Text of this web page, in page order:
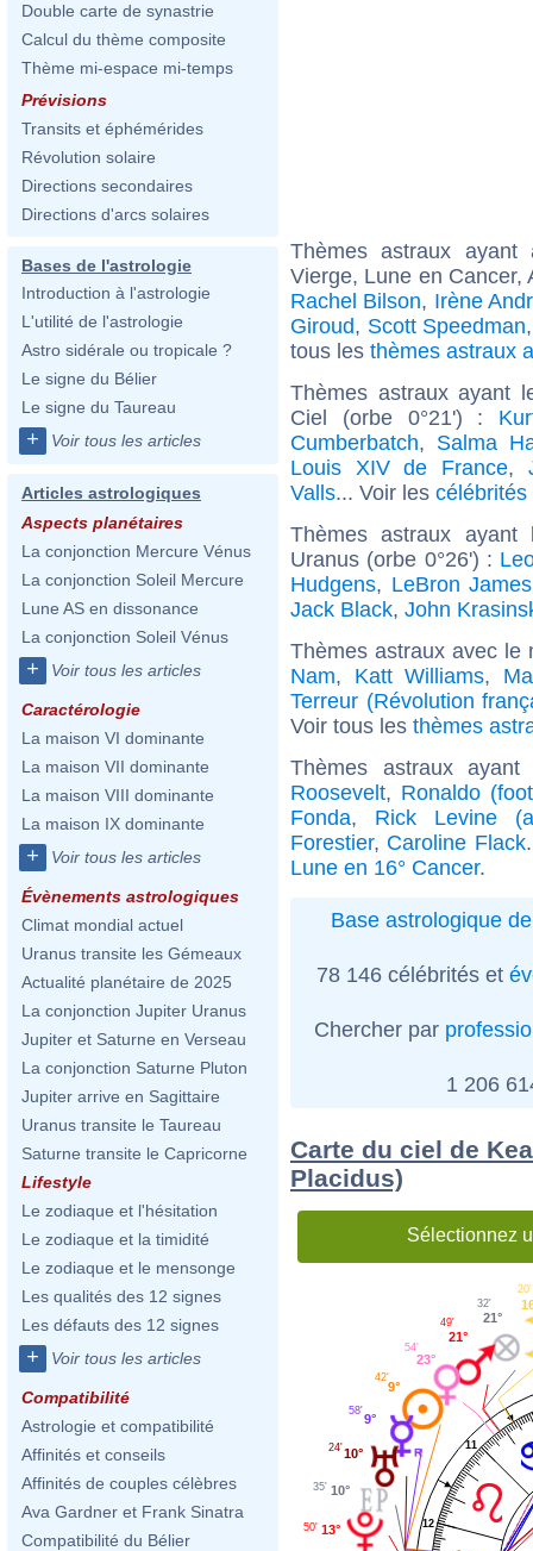
Double carte de synastrie
Calcul du thème composite
Thème mi-espace mi-temps
Prévisions
Transits et éphémérides
Révolution solaire
Directions secondaires
Directions d'arcs solaires
Bases de l'astrologie
Introduction à l'astrologie
L'utilité de l'astrologie
Astro sidérale ou tropicale ?
Le signe du Bélier
Le signe du Taureau
+ Voir tous les articles
Articles astrologiques
Aspects planétaires
La conjonction Mercure Vénus
La conjonction Soleil Mercure
Lune AS en dissonance
La conjonction Soleil Vénus
+ Voir tous les articles
Caractérologie
La maison VI dominante
La maison VII dominante
La maison VIII dominante
La maison IX dominante
+ Voir tous les articles
Évènements astrologiques
Climat mondial actuel
Uranus transite les Gémeaux
Actualité planétaire de 2025
La conjonction Jupiter Uranus
Jupiter et Saturne en Verseau
La conjonction Saturne Pluton
Jupiter arrive en Sagittaire
Uranus transite le Taureau
Saturne transite le Capricorne
Lifestyle
Le zodiaque et l'hésitation
Le zodiaque et la timidité
Le zodiaque et le mensonge
Les qualités des 12 signes
Les défauts des 12 signes
+ Voir tous les articles
Compatibilité
Astrologie et compatibilité
Affinités et conseils
Affinités de couples célèbres
Ava Gardner et Frank Sinatra
Compatibilité du Bélier
Thèmes astraux
Vierge, Lune en
Rachel Bilson, Irène
Giroud, Scott Speedman
tous les thèmes astraux
Thèmes astraux ayant
Ciel (orbe 0°21') :
Cumberbatch, Salma
Louis XIV de France,
Valls... Voir les célébrités
Thèmes astraux ayant
Uranus (orbe 0°26') :
Hudgens, LeBron James
Jack Black, John
Thèmes astraux avec
Nam, Katt Williams,
Terreur (Révolution
Voir tous les thèmes
Thèmes astraux
Roosevelt, Ronaldo
Fonda, Rick Levine
Forestier, Caroline Flack
Lune en 16° Cancer.
Base astrologique
78 146 célébrités et
Chercher par
1 206
Carte du ciel de
Placidus)
Sélectionnez
11
12
20'
21°
32'
21°
49'
23°
54'
9°
42'
9°
58'
10°
24'
10°
35'
13°
50'